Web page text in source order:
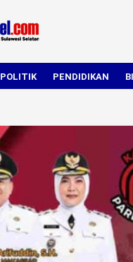
POLITIK PENDIDIKAN